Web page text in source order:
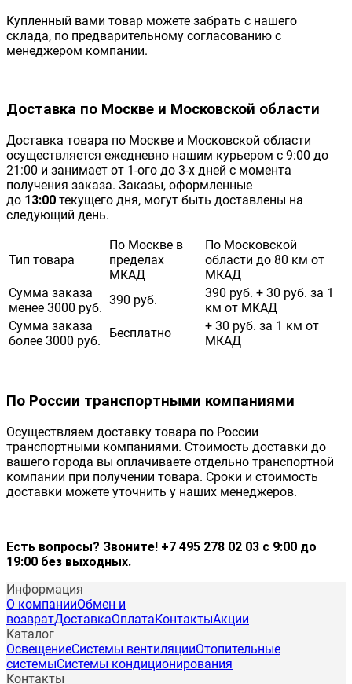
Купленный вами товар можете забрать с нашего
склада, по предварительному согласованию с
менеджером компании.
Доставка по Москве и Московской области
Доставка товара по Москве и Московской области
осуществляется ежедневно нашим курьером с 9:00 до
21:00 и занимает от 1-ого до 3-х дней с момента
получения заказа. Заказы, оформленные
до 13:00 текущего дня, могут быть доставлены на
следующий день.
Тип товара
По Москве в
пределах
МКАД
По Московской
области до 80 км от
МКАД
Сумма заказа
менее 3000 руб.
390 руб.
390 руб. + 30 руб. за 1
км от МКАД
Сумма заказа
более 3000 руб.
Бесплатно
+ 30 руб. за 1 км от
МКАД
По России транспортными компаниями
Осуществляем доставку товара по России
транспортными компаниями. Стоимость доставки до
вашего города вы оплачиваете отдельно транспортной
компании при получении товара. Сроки и стоимость
доставки можете уточнить у наших менеджеров.
Есть вопросы? Звоните! +7 495 278 02 03 с 9:00 до
19:00 без выходных.
Информация
О компанииОбмен и
возвратДоставкаОплата КонтактыАкции
Каталог
ОсвещениеСистемы вентиляцииОтопительные
системыСистемы кондиционирования
Контакты